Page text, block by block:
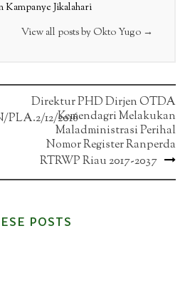
Jikalahari
View all posts by Okto Yugo →
12/2016
Direktur PHD Dirjen OTDA
Kemendagri Melakukan
Maladministrasi Perihal
Nomor Register Ranperda
RTRWP Riau 2017-2037
POSTS